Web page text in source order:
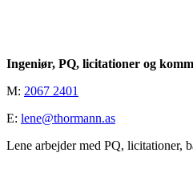
Ingeniør, PQ, licitationer og
M: 2067 2401
E: lene@thormann.as
Lene arbejder med PQ, licitationer,